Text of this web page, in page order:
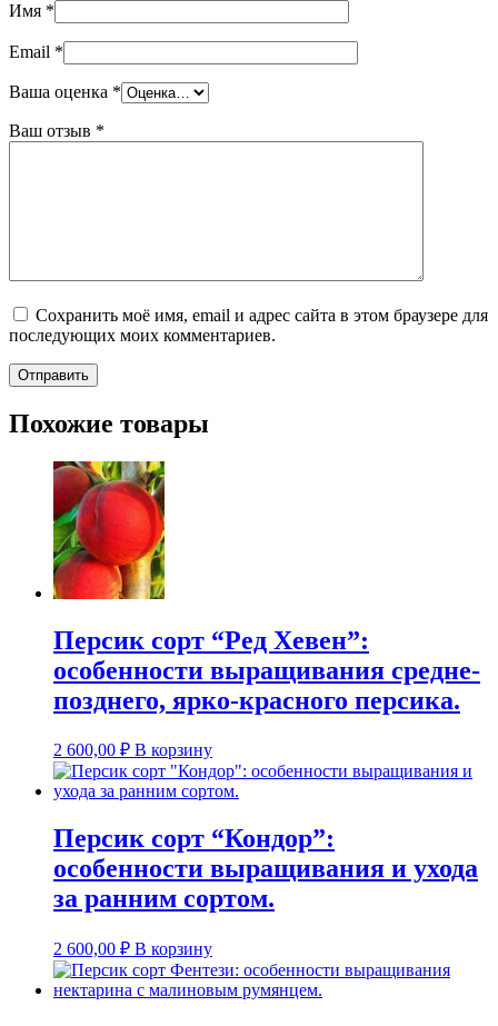
Имя *
Email *
Ваша оценка *
Ваш отзыв *
Сохранить моё имя, email и адрес сайта в этом браузере для
последующих моих комментариев.
Похожие товары
Персик сорт “Ред Хевен”:
особенности выращивания средне-
позднего, ярко-красного персика.
2 600,00 ₽ В корзину
Персик сорт “Кондор”:
особенности выращивания и ухода
за ранним сортом.
2 600,00 ₽ В корзину